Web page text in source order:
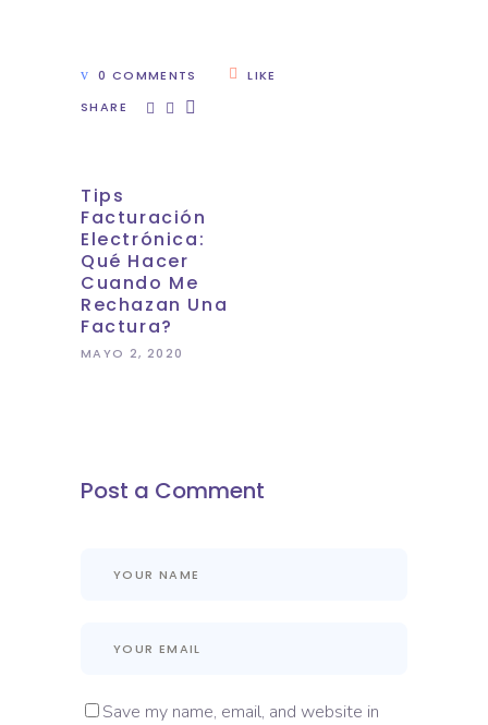
0 COMMENTS
LIKE
SHARE
Tips
Facturación
Electrónica:
Qué Hacer
Cuando Me
Rechazan Una
Factura?
MAYO 2, 2020
Post a Comment
Save my name, email, and website in